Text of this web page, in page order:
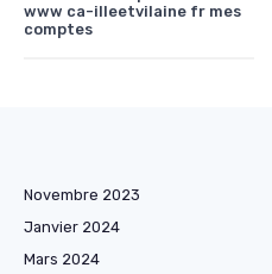
www ca-illeetvilaine fr mes
comptes
Novembre 2023
Janvier 2024
Mars 2024